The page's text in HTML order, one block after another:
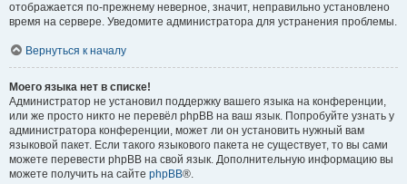
отображается по-прежнему неверное, значит, неправильно установлено
время на сервере. Уведомите администратора для устранения проблемы.
Вернуться к началу
Моего языка нет в списке!
Администратор не установил поддержку вашего языка на конференции,
или же просто никто не перевёл phpBB на ваш язык. Попробуйте узнать у
администратора конференции, может ли он установить нужный вам
языковой пакет. Если такого языкового пакета не существует, то вы сами
можете перевести phpBB на свой язык. Дополнительную информацию вы
можете получить на сайте phpBB®.